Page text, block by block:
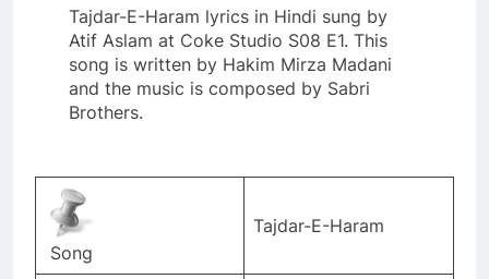
Tajdar-E-Haram lyrics in Hindi sung by
Atif Aslam at Coke Studio S08 E1. This
song is written by Hakim Mirza Madani
and the music is composed by Sabri
Brothers.
Song
Tajdar-E-Haram